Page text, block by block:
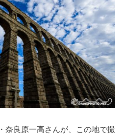
奈良原一高さんが、この地で撮